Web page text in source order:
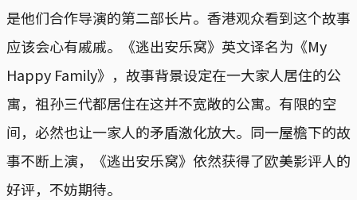
是他们合作导演的第二部长片。香港观众看到这个故事
应该会心有戚戚。《逃出安乐窝》英文译名为《My
Happy Family》，故事背景设定在一大家人居住的公
寓，祖孙三代都居住在这并不宽敞的公寓。有限的空
间，必然也让一家人的矛盾激化放大。同一屋檐下的故
事不断上演，《逃出安乐窝》依然获得了欧美影评人的
好评，不妨期待。